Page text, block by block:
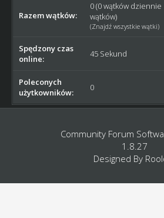
Razem wątków:
0 (0 wątków
wątków)
(Znajdź wszystkie wątki)
Spędzony czas
online:
45 Sekund
Poleconych
użytkowników:
0
Community Forum
1.8.27
Designed By